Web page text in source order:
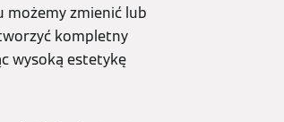
możemy zmienić lub
kompletny
wysoką estetykę